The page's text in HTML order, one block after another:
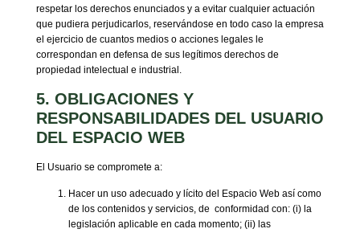
respetar los derechos enunciados y a evitar cualquier actuación
que pudiera perjudicarlos, reservándose en todo caso la empresa
el ejercicio de cuantos medios o acciones legales le
correspondan en defensa de sus legítimos derechos de
propiedad intelectual e industrial.
5. OBLIGACIONES Y
RESPONSABILIDADES DEL USUARIO
DEL ESPACIO WEB
El Usuario se compromete a:
Hacer un uso adecuado y lícito del Espacio Web así como
de los contenidos y servicios, de conformidad con: (i) la
legislación aplicable en cada momento; (ii) las